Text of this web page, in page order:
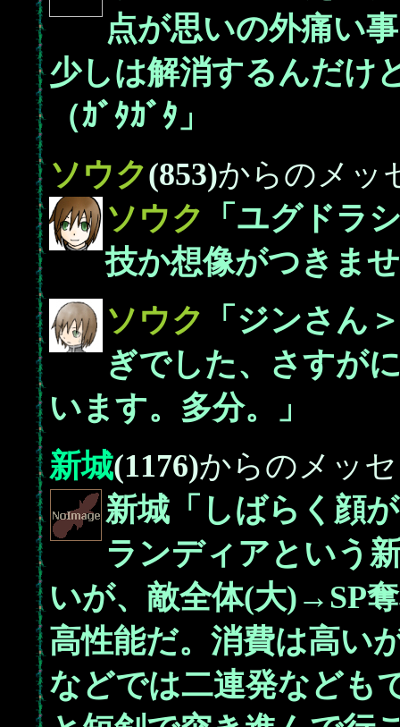
点が思いの外痛い
少しは解消するんだ
（ｶﾞﾀｶﾞﾀ」
ソウク(853)からのメッ
ソウク
「ユグドラ
技か想像がつきま
ソウク
「ジンさん
ぎでした、さすが
います。多分。」
新城(1176)からのメッ
新城「しばらく顔
ランディアという
いが、敵全体(大)→SP
高性能だ。消費は高い
などでは二連発なども